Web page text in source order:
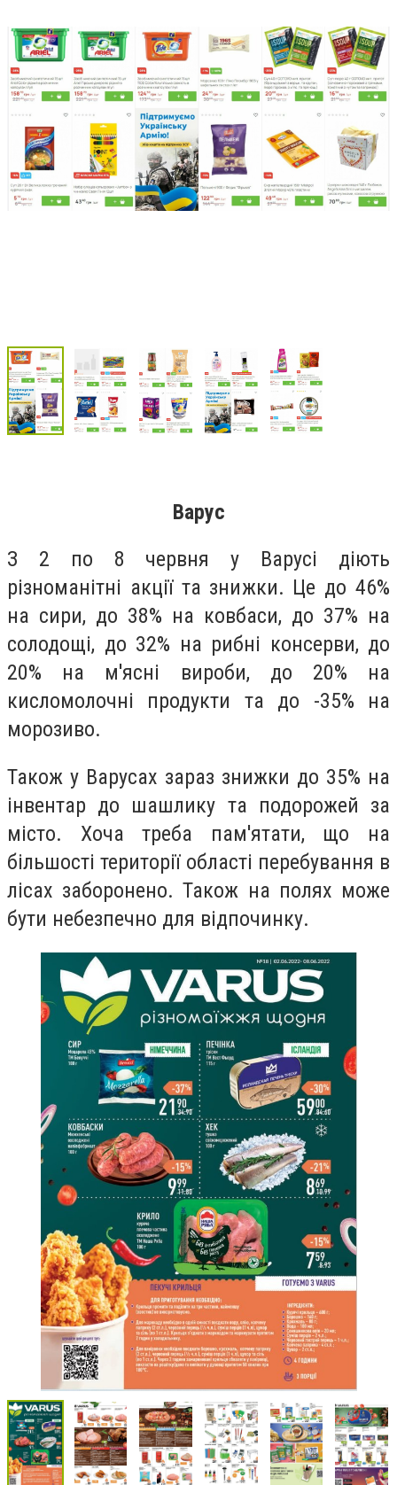
Варус
З 2 по 8 червня у Варусі діють
різноманітні акції та знижки. Це до 46%
на сири, до 38% на ковбаси, до 37% на
солодощі, до 32% на рибні консерви, до
20% на м'ясні вироби, до 20% на
кисломолочні продукти та до -35% на
морозиво.
Також у Варусах зараз знижки до 35% на
інвентар до шашлику та подорожей за
місто. Хоча треба пам'ятати, що на
більшості території області перебування в
лісах заборонено. Також на полях може
бути небезпечно для відпочинку.